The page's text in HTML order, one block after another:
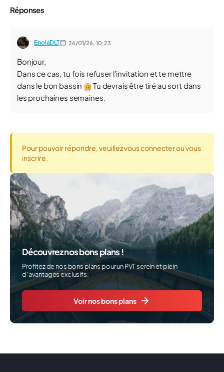
Réponses
EnolaDLT 26/01/26, 10:23
Bonjour,
Dans ce cas, tu fois refuser l'invitation et te mettre
dans le bon bassin
Tu devrais être tiré au sort dans
les prochaines semaines.
Pour pouvoir répondre, veuillez vous connecter ou vous
inscrire.
Découvrez nos bons plans !
Profitez de nos bons plans pour un PVT serein et plein
d’avantages exclusifs.
Voir nos bons plans